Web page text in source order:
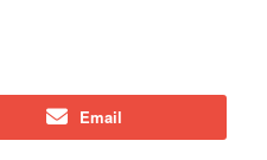
Email